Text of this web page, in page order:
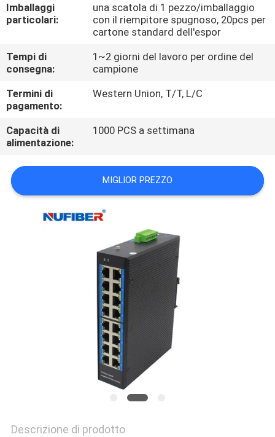
CONTATTICI
NOTIZIE
RICHIEDA
UNA
CITAZIONE
MAPPA
Imballaggi
particolari:
una scatola di 1 pezzo/imballaggio
con il riempitore spugnoso, 20pcs per
cartone standard dell'espor
Tempi di
consegna:
1~2 giorni del lavoro per ordine del
campione
Termini di
pagamento:
Western Union, T/T, L/C
Capacità di
alimentazione:
1000 PCS a settimana
MIGLIOR PREZZO
Descrizione di prodotto